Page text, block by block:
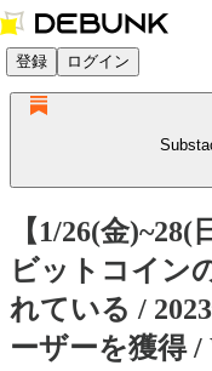
登録 ログイン
【1/26(金)~28(
ビットコイン
れている /
ーザーを獲得